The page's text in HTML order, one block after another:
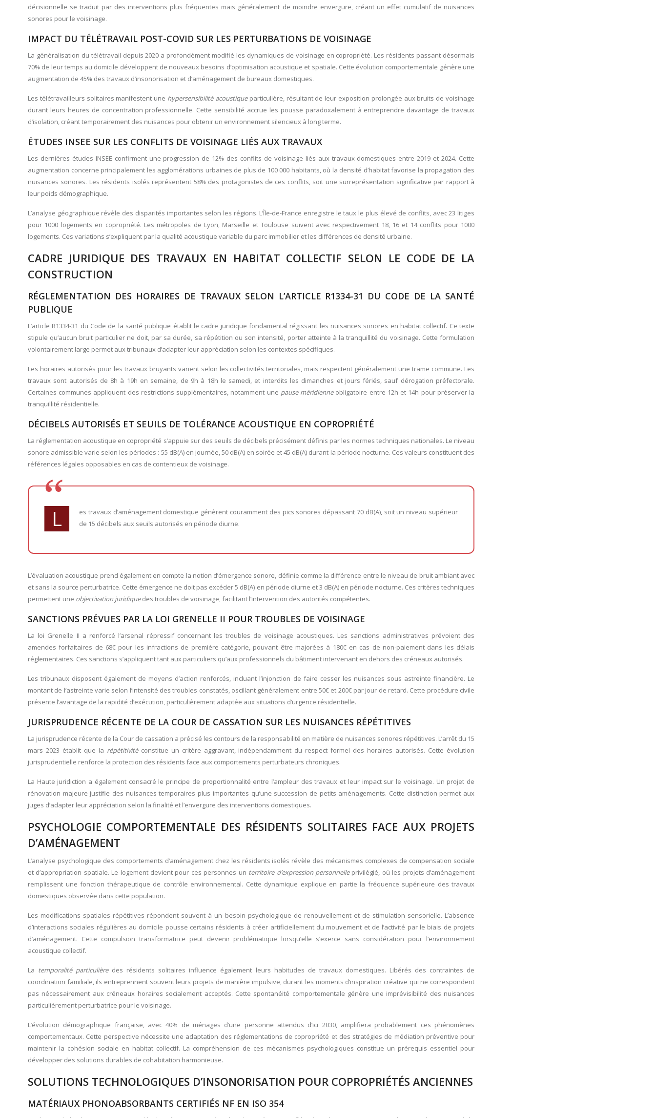
décisionnelle se traduit par des interventions plus fréquentes mais généralement de moindre envergure, créant un effet cumulatif de nuisances
sonores pour le voisinage.
IMPACT DU TÉLÉTRAVAIL POST-COVID SUR LES PERTURBATIONS DE VOISINAGE
La généralisation du télétravail depuis 2020 a profondément modifié les dynamiques de voisinage en copropriété. Les résidents passant désormais
70% de leur temps au domicile développent de nouveaux besoins d’optimisation acoustique et spatiale. Cette évolution comportementale génère une
augmentation de 45% des travaux d’insonorisation et d’aménagement de bureaux domestiques.
Les télétravailleurs solitaires manifestent une hypersensibilité acoustique particulière, résultant de leur exposition prolongée aux bruits de voisinage
durant leurs heures de concentration professionnelle. Cette sensibilité accrue les pousse paradoxalement à entreprendre davantage de travaux
d’isolation, créant temporairement des nuisances pour obtenir un environnement silencieux à long terme.
ÉTUDES INSEE SUR LES CONFLITS DE VOISINAGE LIÉS AUX TRAVAUX
Les dernières études INSEE confirment une progression de 12% des conflits de voisinage liés aux travaux domestiques entre 2019 et 2024. Cette
augmentation concerne principalement les agglomérations urbaines de plus de 100 000 habitants, où la densité d’habitat favorise la propagation des
nuisances sonores. Les résidents isolés représentent 58% des protagonistes de ces conflits, soit une surreprésentation significative par rapport à
leur poids démographique.
L’analyse géographique révèle des disparités importantes selon les régions. L’Île-de-France enregistre le taux le plus élevé de conflits, avec 23 litiges
pour 1000 logements en copropriété. Les métropoles de Lyon, Marseille et Toulouse suivent avec respectivement 18, 16 et 14 conflits pour 1000
logements. Ces variations s’expliquent par la qualité acoustique variable du parc immobilier et les différences de densité urbaine.
CADRE JURIDIQUE DES TRAVAUX EN HABITAT COLLECTIF SELON LE CODE DE LA
CONSTRUCTION
RÉGLEMENTATION DES HORAIRES DE TRAVAUX SELON L’ARTICLE R1334-31 DU CODE DE LA SANTÉ
PUBLIQUE
L’article R1334-31 du Code de la santé publique établit le cadre juridique fondamental régissant les nuisances sonores en habitat collectif. Ce texte
stipule qu’aucun bruit particulier ne doit, par sa durée, sa répétition ou son intensité, porter atteinte à la tranquillité du voisinage. Cette formulation
volontairement large permet aux tribunaux d’adapter leur appréciation selon les contextes spécifiques.
Les horaires autorisés pour les travaux bruyants varient selon les collectivités territoriales, mais respectent généralement une trame commune. Les
travaux sont autorisés de 8h à 19h en semaine, de 9h à 18h le samedi, et interdits les dimanches et jours fériés, sauf dérogation préfectorale.
Certaines communes appliquent des restrictions supplémentaires, notamment une pause méridienne obligatoire entre 12h et 14h pour préserver la
tranquillité résidentielle.
DÉCIBELS AUTORISÉS ET SEUILS DE TOLÉRANCE ACOUSTIQUE EN COPROPRIÉTÉ
La réglementation acoustique en copropriété s’appuie sur des seuils de décibels précisément définis par les normes techniques nationales. Le niveau
sonore admissible varie selon les périodes : 55 dB(A) en journée, 50 dB(A) en soirée et 45 dB(A) durant la période nocturne. Ces valeurs constituent des
références légales opposables en cas de contentieux de voisinage.
L
es travaux d’aménagement domestique génèrent couramment des pics sonores dépassant 70 dB(A), soit un niveau supérieur
de 15 décibels aux seuils autorisés en période diurne.
L’évaluation acoustique prend également en compte la notion d’émergence sonore, définie comme la différence entre le niveau de bruit ambiant avec
et sans la source perturbatrice. Cette émergence ne doit pas excéder 5 dB(A) en période diurne et 3 dB(A) en période nocturne. Ces critères techniques
permettent une objectivation juridiquedes troubles de voisinage, facilitant l’intervention des autorités compétentes.
SANCTIONS PRÉVUES PAR LA LOI GRENELLE II POUR TROUBLES DE VOISINAGE
La loi Grenelle II a renforcé l’arsenal répressif concernant les troubles de voisinage acoustiques. Les sanctions administratives prévoient des
amendes forfaitaires de 68€ pour les infractions de première catégorie, pouvant être majorées à 180€ en cas de non-paiement dans les délais
réglementaires. Ces sanctions s’appliquent tant aux particuliers qu’aux professionnels du bâtiment intervenant en dehors des créneaux autorisés.
Les tribunaux disposent également de moyens d’action renforcés, incluant l’injonction de faire cesser les nuisances sous astreinte financière. Le
montant de l’astreinte varie selon l’intensité des troubles constatés, oscillant généralement entre 50€ et 200€ par jour de retard. Cette procédure civile
présente l’avantage de la rapidité d’exécution, particulièrement adaptée aux situations d’urgence résidentielle.
JURISPRUDENCE RÉCENTE DE LA COUR DE CASSATION SUR LES NUISANCES RÉPÉTITIVES
La jurisprudence récente de la Cour de cassation a précisé les contours de la responsabilité en matière de nuisances sonores répétitives. L’arrêt du 15
mars 2023 établit que la répétitivité constitue un critère aggravant, indépendamment du respect formel des horaires autorisés. Cette évolution
jurisprudentielle renforce la protection des résidents face aux comportements perturbateurs chroniques.
La Haute juridiction a également consacré le principe de proportionnalité entre l’ampleur des travaux et leur impact sur le voisinage. Un projet de
rénovation majeure justifie des nuisances temporaires plus importantes qu’une succession de petits aménagements. Cette distinction permet aux
juges d’adapter leur appréciation selon la finalité et l’envergure des interventions domestiques.
PSYCHOLOGIE COMPORTEMENTALE DES RÉSIDENTS SOLITAIRES FACE AUX PROJETS
D’AMÉNAGEMENT
L’analyse psychologique des comportements d’aménagement chez les résidents isolés révèle des mécanismes complexes de compensation sociale
et d’appropriation spatiale. Le logement devient pour ces personnes un territoire d’expression personnelle privilégié, où les projets d’aménagement
remplissent une fonction thérapeutique de contrôle environnemental. Cette dynamique explique en partie la fréquence supérieure des travaux
domestiques observée dans cette population.
Les modifications spatiales répétitives répondent souvent à un besoin psychologique de renouvellement et de stimulation sensorielle. L’absence
d’interactions sociales régulières au domicile pousse certains résidents à créer artificiellement du mouvement et de l’activité par le biais de projets
d’aménagement. Cette compulsion transformatrice peut devenir problématique lorsqu’elle s’exerce sans considération pour l’environnement
acoustique collectif.
La temporalité particulière des résidents solitaires influence également leurs habitudes de travaux domestiques. Libérés des contraintes de
coordination familiale, ils entreprennent souvent leurs projets de manière impulsive, durant les moments d’inspiration créative qui ne correspondent
pas nécessairement aux créneaux horaires socialement acceptés. Cette spontanéité comportementale génère une imprévisibilité des nuisances
particulièrement perturbatrice pour le voisinage.
L’évolution démographique française, avec 40% de ménages d’une personne attendus d’ici 2030, amplifiera probablement ces phénomènes
comportementaux. Cette perspective nécessite une adaptation des réglementations de copropriété et des stratégies de médiation préventive pour
maintenir la cohésion sociale en habitat collectif. La compréhension de ces mécanismes psychologiques constitue un prérequis essentiel pour
développer des solutions durables de cohabitation harmonieuse.
SOLUTIONS TECHNOLOGIQUES D’INSONORISATION POUR COPROPRIÉTÉS ANCIENNES
MATÉRIAUX PHONOABSORBANTS CERTIFIÉS NF EN ISO 354